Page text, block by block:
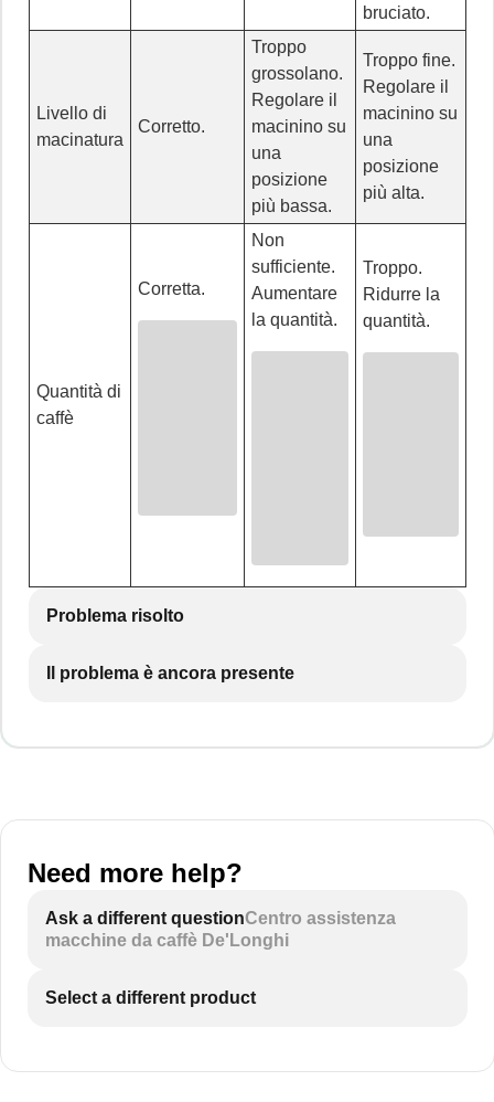
bruciato.
Livello di
macinatura
Corretto.
Troppo
grossolano.
Regolare il
macinino su
una
posizione
più bassa.
Troppo fine.
Regolare il
macinino su
una
posizione
più alta.
Quantità di
caffè
Corretta.
Non
sufficiente.
Aumentare
la quantità.
Troppo.
Ridurre la
quantità.
Problema risolto
Il problema è ancora presente
Need more help?
Ask a different questionCentro assistenza
macchine da caffè De'Longhi
Select a different product